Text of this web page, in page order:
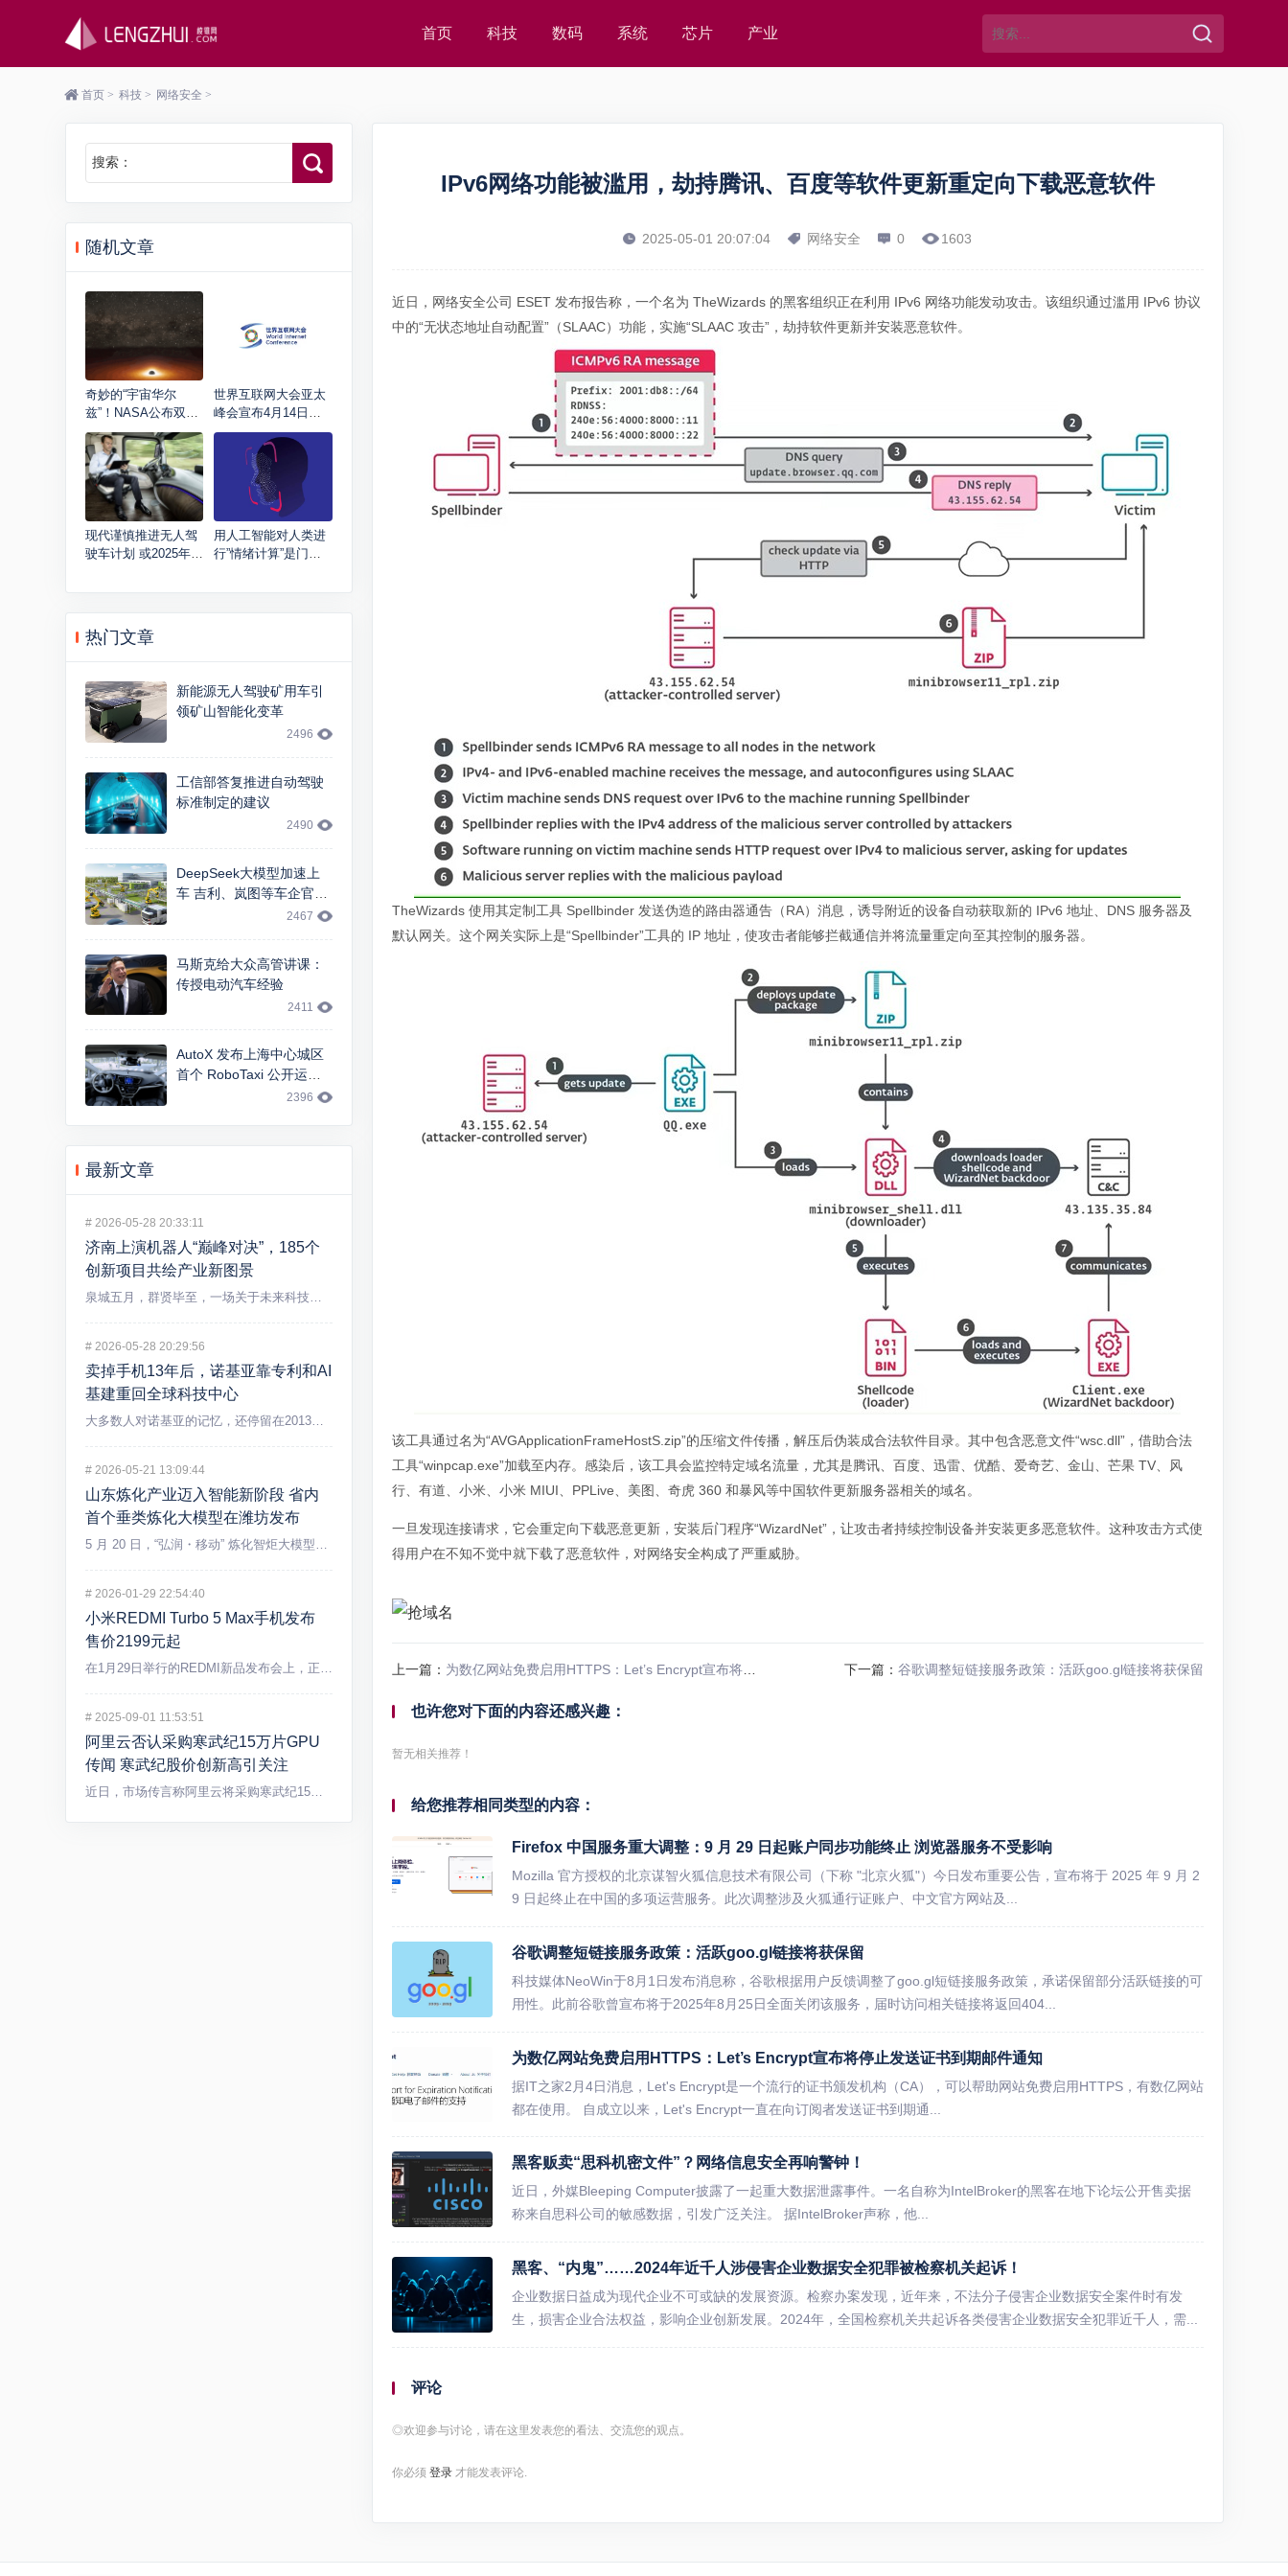
首页 科技 数码 系统 芯片 产业
首页 > 科技 > 网络安全 >
搜索：
随机文章
奇妙的“宇宙华尔
兹”！NASA公布双黑
洞可视化图像
世界互联网大会亚太
峰会宣布4月14日至1
5日首度在香港召开
现代谨慎推进无人驾
驶车计划 或2025年问
用人工智能对人类进
行”情绪计算”是门好
热门文章
新能源无人驾驶矿用车引
领矿山智能化变革
2496
工信部答复推进自动驾驶
标准制定的建议
2490
DeepSeek大模型加速上
车 吉利、岚图等车企官宣
2467
马斯克给大众高管讲课：
传授电动汽车经验
2411
AutoX 发布上海中心城区
首个 RoboTaxi 公开运
营，基于 FCA 大捷龙车型
2396
最新文章
# 2026-05-28 20:33:11
济南上演机器人“巅峰对决”，185个
创新项目共绘产业新图景
泉城五月，群贤毕至，一场关于未来科技的盛宴在济南精彩上演。5...
# 2026-05-28 20:29:56
卖掉手机13年后，诺基亚靠专利和AI
基建重回全球科技中心
大多数人对诺基亚的记忆，还停留在2013年出售手机业务后逐渐...
# 2026-05-21 13:09:44
山东炼化产业迈入智能新阶段 省内
首个垂类炼化大模型在潍坊发布
5 月 20 日，“弘润・移动” 炼化智炬大模型发布会在潍坊...
# 2026-01-29 22:54:40
小米REDMI Turbo 5 Max手机发布
售价2199元起
在1月29日举行的REDMI新品发布会上，正式发布REDMI...
# 2025-09-01 11:53:51
阿里云否认采购寒武纪15万片GPU
传闻 寒武纪股价创新高引关注
近日，市场传言称阿里云将采购寒武纪15万片GPU，引发广泛关...
IPv6网络功能被滥用，劫持腾讯、百度等软件更新重定向下载恶意软件
2025-05-01 20:07:04 网络安全 0 1603
近日，网络安全公司 ESET 发布报告称，一个名为 TheWizards 的黑客组织正在利用 IPv6 网络功能发动攻击。该组织通过滥用 IPv6 协议
中的“无状态地址自动配置”（SLAAC）功能，实施“SLAAC 攻击”，劫持软件更新并安装恶意软件。
TheWizards 使用其定制工具 Spellbinder 发送伪造的路由器通告（RA）消息，诱导附近的设备自动获取新的 IPv6 地址、DNS 服务器及
默认网关。这个网关实际上是“Spellbinder”工具的 IP 地址，使攻击者能够拦截通信并将流量重定向至其控制的服务器。
该工具通过名为“AVGApplicationFrameHostS.zip”的压缩文件传播，解压后伪装成合法软件目录。其中包含恶意文件“wsc.dll”，借助合法
工具“winpcap.exe”加载至内存。感染后，该工具会监控特定域名流量，尤其是腾讯、百度、迅雷、优酷、爱奇艺、金山、芒果 TV、风
行、有道、小米、小米 MIUI、PPLive、美图、奇虎 360 和暴风等中国软件更新服务器相关的域名。
一旦发现连接请求，它会重定向下载恶意更新，安装后门程序“WizardNet”，让攻击者持续控制设备并安装更多恶意软件。这种攻击方式使
得用户在不知不觉中就下载了恶意软件，对网络安全构成了严重威胁。
上一篇： 为数亿网站免费启用HTTPS：Let’s Encrypt宣布将停止发送证书到期邮件通知 下一篇： 谷歌调整短链接服务政策：活跃goo.gl链接将获保留
也许您对下面的内容还感兴趣：
暂无相关推荐！
给您推荐相同类型的内容：
Firefox 中国服务重大调整：9 月 29 日起账户同步功能终止 浏览器服务不受影响
Mozilla 官方授权的北京谋智火狐信息技术有限公司（下称 "北京火狐"）今日发布重要公告，宣布将于 2025 年 9 月 2
9 日起终止在中国的多项运营服务。此次调整涉及火狐通行证账户、中文官方网站及...
谷歌调整短链接服务政策：活跃goo.gl链接将获保留
科技媒体NeoWin于8月1日发布消息称，谷歌根据用户反馈调整了goo.gl短链接服务政策，承诺保留部分活跃链接的可
用性。此前谷歌曾宣布将于2025年8月25日全面关闭该服务，届时访问相关链接将返回404...
为数亿网站免费启用HTTPS：Let’s Encrypt宣布将停止发送证书到期邮件通知
据IT之家2月4日消息，Let's Encrypt是一个流行的证书颁发机构（CA），可以帮助网站免费启用HTTPS，有数亿网站
都在使用。 自成立以来，Let's Encrypt一直在向订阅者发送证书到期通...
黑客贩卖“思科机密文件”？网络信息安全再响警钟！
近日，外媒Bleeping Computer披露了一起重大数据泄露事件。一名自称为IntelBroker的黑客在地下论坛公开售卖据
称来自思科公司的敏感数据，引发广泛关注。 据IntelBroker声称，他...
黑客、“内鬼”……2024年近千人涉侵害企业数据安全犯罪被检察机关起诉！
企业数据日益成为现代企业不可或缺的发展资源。检察办案发现，近年来，不法分子侵害企业数据安全案件时有发
生，损害企业合法权益，影响企业创新发展。2024年，全国检察机关共起诉各类侵害企业数据安全犯罪近千人，需...
评论
◎欢迎参与讨论，请在这里发表您的看法、交流您的观点。
你必须 登录才能发表评论.